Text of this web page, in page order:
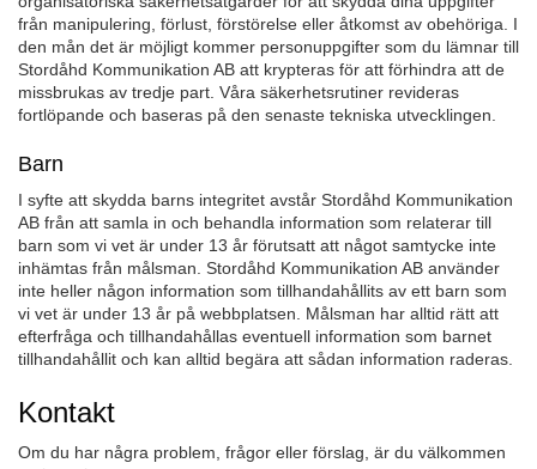
från manipulering, förlust, förstörelse eller åtkomst av obehöriga. I
den mån det är möjligt kommer personuppgifter som du lämnar till
Stordåhd Kommunikation AB att krypteras för att förhindra att de
missbrukas av tredje part. Våra säkerhetsrutiner revideras
fortlöpande och baseras på den senaste tekniska utvecklingen.
Barn
I syfte att skydda barns integritet avstår Stordåhd Kommunikation
AB från att samla in och behandla information som relaterar till
barn som vi vet är under 13 år förutsatt att något samtycke inte
inhämtas från målsman. Stordåhd Kommunikation AB använder
inte heller någon information som tillhandahållits av ett barn som
vi vet är under 13 år på webbplatsen. Målsman har alltid rätt att
efterfråga och tillhandahållas eventuell information som barnet
tillhandahållit och kan alltid begära att sådan information raderas.
Kontakt
Om du har några problem, frågor eller förslag, är du välkommen